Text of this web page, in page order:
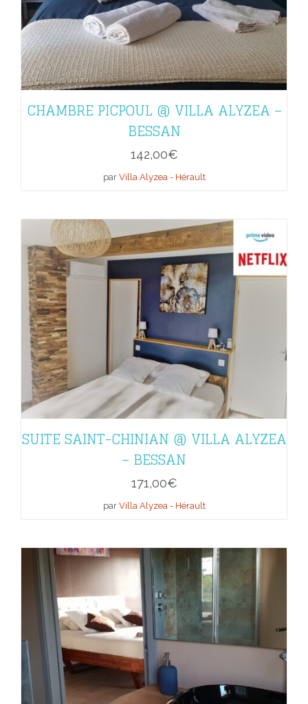
CHAMBRE PICPOUL @ VILLA ALYZEA –
BESSAN
142,00€
par Villa Alyzea - Hérault
SUITE SAINT-CHINIAN @ VILLA ALYZEA
– BESSAN
171,00€
par Villa Alyzea - Hérault